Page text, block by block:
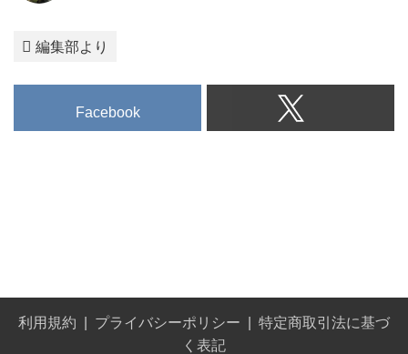
編集部より
Facebook
利用規約 プライバシーポリシー
特定商取引法に基づ
く表記